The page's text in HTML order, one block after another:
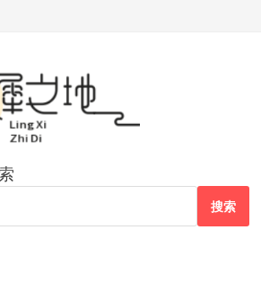
搜索